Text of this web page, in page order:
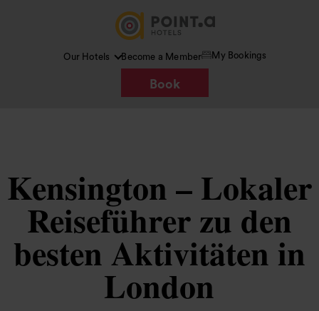
Our Hotels Become a Member My Bookings
Book
Kensington – Lokaler
Reiseführer zu den
besten Aktivitäten in
London